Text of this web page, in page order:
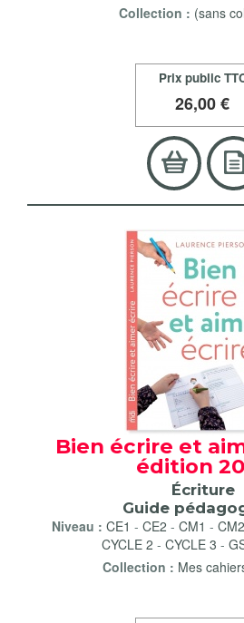
Collection : (sans
Prix public
26,00 €
Bien écrire et
édition
Écriture
Guide
Niveau : CE1 - CE2 - CM1 - CM2
CYCLE 2 - CYCLE 3 -
Collection : Mes